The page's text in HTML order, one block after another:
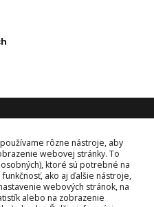
rôzne nástroje, aby
webovej stránky. To
ktoré sú potrebné na
ako aj ďalšie nástroje,
webových stránok, na
alebo na zobrazenie